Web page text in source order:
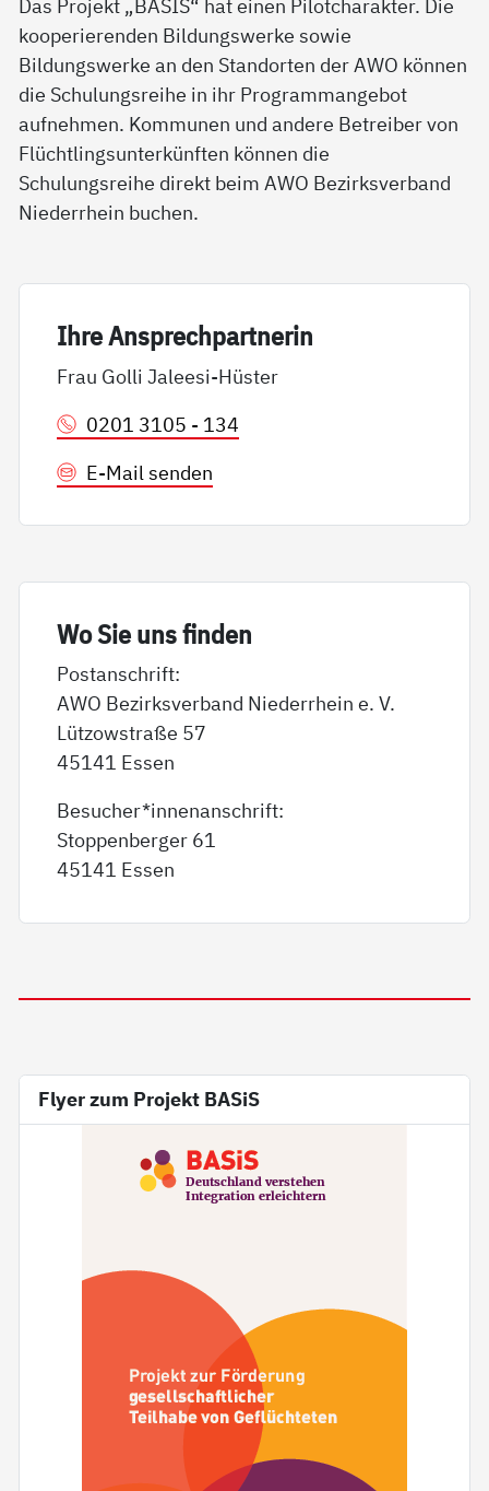
Das Projekt „BASIS“ hat einen Pilotcharakter. Die
kooperierenden Bildungswerke sowie
Bildungswerke an den Standorten der AWO können
die Schulungsreihe in ihr Programmangebot
aufnehmen. Kommunen und andere Betreiber von
Flüchtlingsunterkünften können die
Schulungsreihe direkt beim AWO Bezirksverband
Niederrhein buchen.
Ih­re An­sp­rech­part­ne­rin
Frau Golli Jaleesi-Hüster
0201 3105 - 134
E-Mail senden
Wo Sie uns fin­den
Postanschrift:
AWO Bezirksverband Niederrhein e. V.
Lützowstraße 57
45141 Essen
Besucher*innenanschrift:
Stoppenberger 61
45141 Essen
Flyer zum Projekt BASiS